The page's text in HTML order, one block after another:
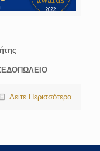
Δείτε Περισσότερα